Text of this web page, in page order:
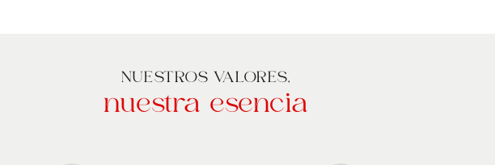
NUESTROS VALORES,
nuestra esencia